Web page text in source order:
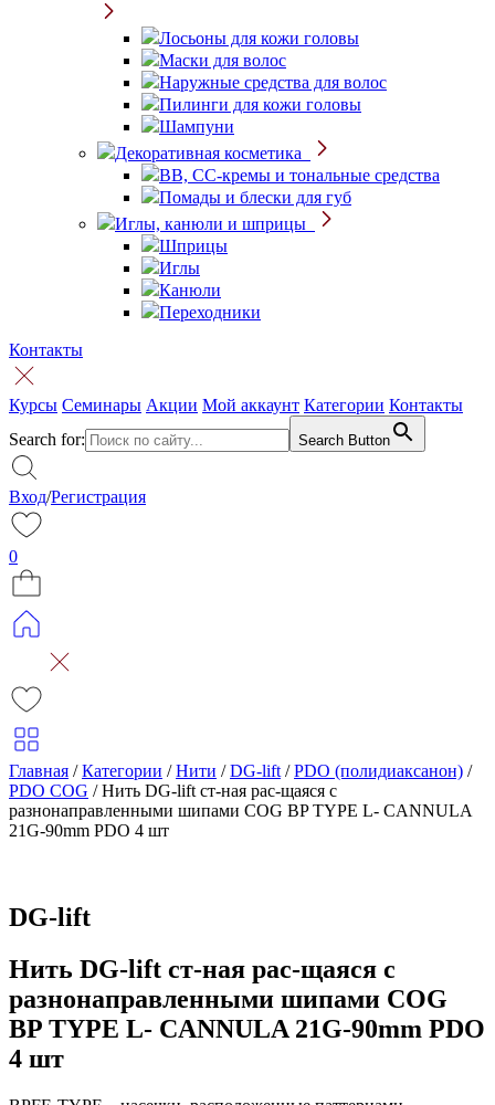
Лосьоны для кожи головы
Маски для волос
Наружные средства для волос
Пилинги для кожи головы
Шампуни
Декоративная косметика
BB, CC-кремы и тональные средства
Помады и блески для губ
Иглы, канюли и шприцы
Шприцы
Иглы
Канюли
Переходники
Контакты
Курсы Семинары Акции Мой аккаунт Категории Контакты
Search for:
Search Button
Вход/Регистрация
0
Главная /Категории /Нити /DG-lift /PDO (полидиаксанон) /
PDO COG /Нить DG-lift ст-ная рас-щаяся с
разнонаправленными шипами COG BP TYPE L- CANNULA
21G-90mm PDO 4 шт
DG-lift
Нить DG-lift ст-ная рас-щаяся с
разнонаправленными шипами COG
BP TYPE L- CANNULA 21G-90mm PDO
4 шт